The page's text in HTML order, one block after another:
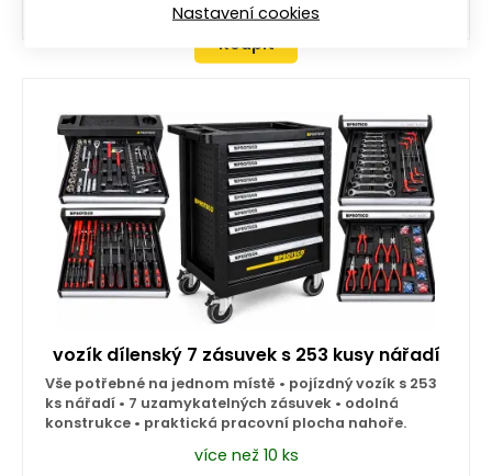
Koupit
vozík dílenský 7 zásuvek s 253 kusy nářadí
Vše potřebné na jednom místě • pojízdný vozík s 253
ks nářadí • 7 uzamykatelných zásuvek • odolná
konstrukce • praktická pracovní plocha nahoře.
více než 10 ks
Nastavení cookies